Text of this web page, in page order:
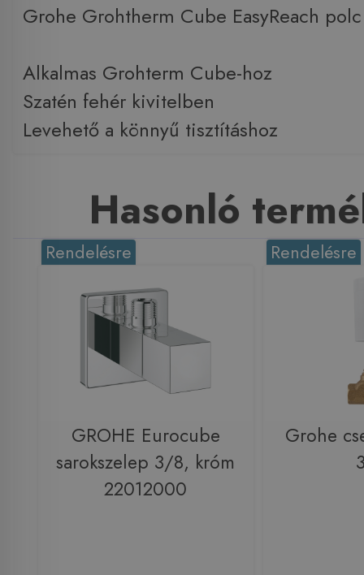
Grohe Grohtherm Cube EasyReach
Alkalmas Grohterm Cube-hoz
Szatén fehér kivitelben
Levehető a könnyű tisztításhoz
Hasonló
Rendelésre
GROHE Eurocube
sarokszelep 3/8, króm
22012000
Rendelésre
Grohe